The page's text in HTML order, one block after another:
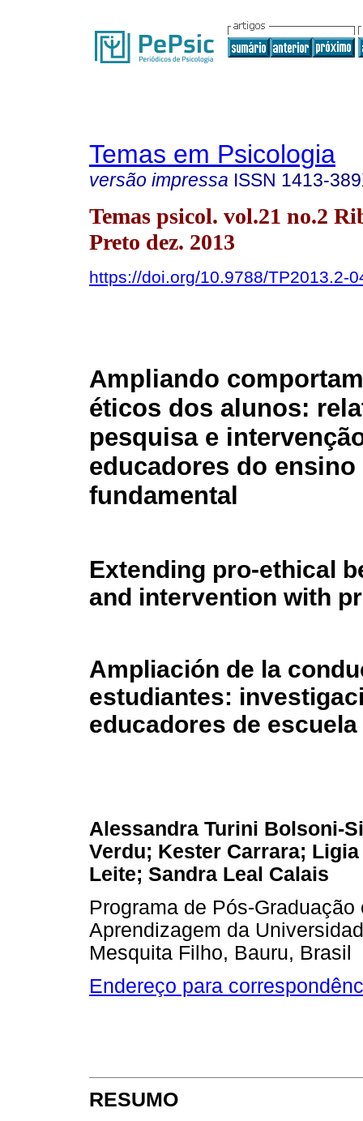
Temas em Psicologia
versão impressa ISSN 1413-
Temas psicol. vol.21 no.2
Preto dez. 2013
https://doi.org/10.9788/TP2013.2-
Ampliando
éticos dos alunos:
pesquisa e
educadores do ensino
fundamental
Extending pro-ethical
and intervention with
Ampliación de la
estudiantes:
educadores de
Alessandra Turini Bolsoni-
Verdu; Kester Carrara;
Leite; Sandra Leal Calais
Programa de Pós-
Aprendizagem da
Mesquita Filho, Bauru, Brasil
Endereço para
RESUMO